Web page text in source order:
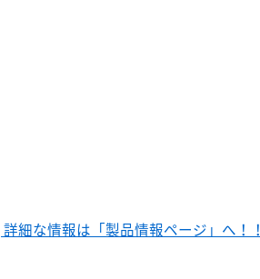
詳細な情報は「製品情報ページ」へ！！